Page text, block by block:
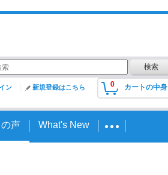
0 カートの中身
ン 新規登録はこちら
声 What's New